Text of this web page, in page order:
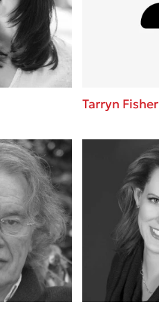
Baccalario
Tarryn Fisher